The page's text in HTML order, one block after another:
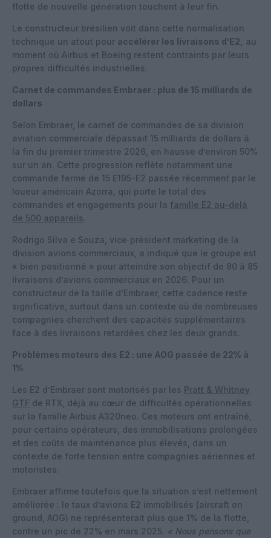
flotte de nouvelle génération touchent à leur fin.
Le constructeur brésilien voit dans cette normalisation
technique un atout pour accélérer les livraisons d’E2,
au
moment où Airbus et Boeing restent contraints par leurs
propres difficultés industrielles.
Carnet de commandes Embraer : plus de 15 milliards de
dollars
Selon Embraer, le carnet de commandes de sa division
aviation commerciale dépassait 15 milliards de dollars à
la fin du premier trimestre 2026, en hausse d’environ 50%
sur un an. Cette progression reflète notamment une
commande ferme de 15 E195-E2 passée récemment par le
loueur américain Azorra, qui porte le total des
commandes et engagements pour la famille E2 au-delà
de 500 appareils.
Rodrigo Silva e Souza, vice‑président marketing de la
division avions commerciaux, a indiqué que le groupe est
« bien positionné » pour atteindre son objectif de 80 à 85
livraisons d’avions commerciaux en 2026. Pour un
constructeur de la taille d’Embraer, cette cadence reste
significative, surtout dans un contexte où de nombreuses
compagnies cherchent des capacités supplémentaires
face à des livraisons retardées chez les deux grands.
Problèmes moteurs des E2 : une AOG passée de 22% à
1%
Les E2 d’Embraer sont motorisés par les Pratt & Whitney
GTF de RTX, déjà au cœur de difficultés opérationnelles
sur la famille Airbus A320neo. Ces moteurs ont entraîné,
pour certains opérateurs, des immobilisations prolongées
et des coûts de maintenance plus élevés, dans un
contexte de forte tension entre compagnies aériennes et
motoristes.
Embraer affirme toutefois que la situation s’est nettement
améliorée : le taux d’avions E2 immobilisés (aircraft on
ground, AOG) ne représenterait plus que 1% de la flotte,
contre un pic de 22% en mars 2025. « Nous pensons que